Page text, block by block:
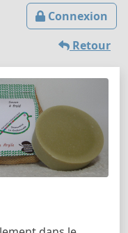
Connexion
Retour